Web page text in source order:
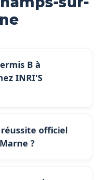
B à
INRI'S
officiel
?